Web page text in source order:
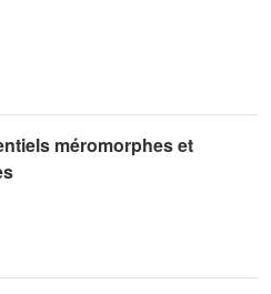
méromorphes et